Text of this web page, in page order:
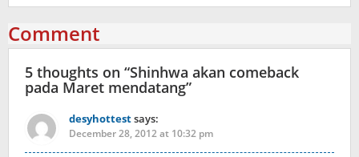
Comment
5 thoughts on “Shinhwa akan comeback
pada Maret mendatang”
desyhottestsays:
December 28, 2012 at 10:32 pm